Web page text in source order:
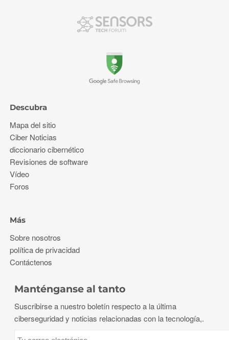
Descubra
Mapa del sitio
Ciber Noticias
diccionario cibernético
Revisiones de software
Vídeo
Foros
Más
Sobre nosotros
política de privacidad
Contáctenos
Manténganse al tanto
Suscribirse a nuestro boletín respecto a la última
ciberseguridad y noticias relacionadas con la tecnología,.